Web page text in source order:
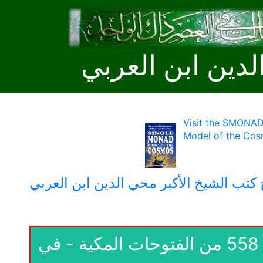
ابن العربي
Visit the
Model of the
الشيخ الأكبر محي الدين ابن العربي
20- حضرة القبض - الاسم القابض - الباب 558 من الفتوحات المكية - في